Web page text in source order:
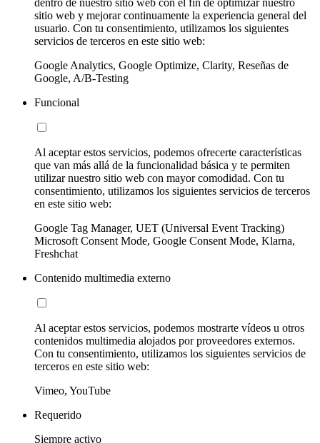
sitio web y mejorar continuamente la experiencia general del
usuario. Con tu consentimiento, utilizamos los siguientes
servicios de terceros en este sitio web:
Google Analytics, Google Optimize, Clarity, Reseñas de
Google, A/B-Testing
Funcional
Al aceptar estos servicios, podemos ofrecerte características
que van más allá de la funcionalidad básica y te permiten
utilizar nuestro sitio web con mayor comodidad. Con tu
consentimiento, utilizamos los siguientes servicios de terceros
en este sitio web:
Google Tag Manager, UET (Universal Event Tracking)
Microsoft Consent Mode, Google Consent Mode, Klarna,
Freshchat
Contenido multimedia externo
Al aceptar estos servicios, podemos mostrarte vídeos u otros
contenidos multimedia alojados por proveedores externos.
Con tu consentimiento, utilizamos los siguientes servicios de
terceros en este sitio web:
Vimeo, YouTube
Requerido
Siempre activo